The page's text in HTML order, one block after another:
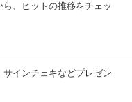
、ヒットの推移をチェッ
インチェキなどプレゼン